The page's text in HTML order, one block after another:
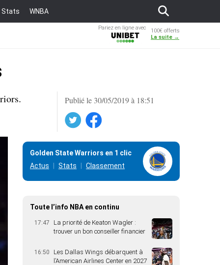
Stats WNBA
Pariez en ligne avec
100€ offerts
La suite →
Publié le 30/05/2019 à 18:51
Facebook
Golden State Warriors en 1 clic
Actus
Stats Classement
Toute l’info NBA en continu
17:47
La priorité de Keaton Wagler :
trouver un bon conseiller financier
16:50
Les Dallas Wings débarquent à
l’American Airlines Center en 2027